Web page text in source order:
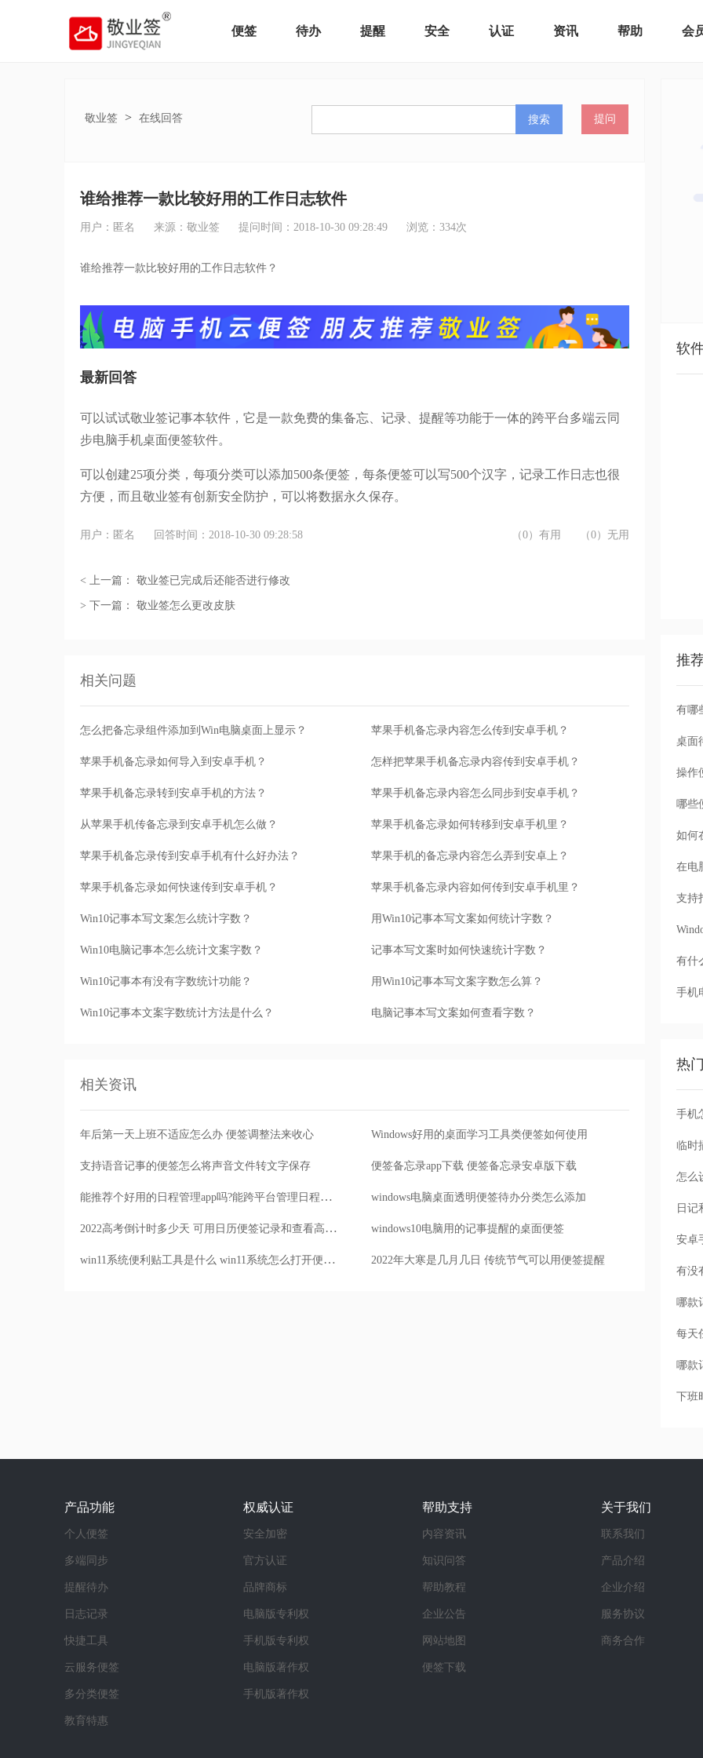
便签 待办 提醒 安全 认证 资讯 帮助 会
敬业签 > 在线回答 搜索 提问
谁给推荐一款比较好用的工作日志软件
用户：匿名 来源：敬业签 提问时间：2018-10-30 09:28:49 浏览： 334次
谁给推荐一款比较好用的工作日志软件？
最新回答
可以试试敬业签记事本软件，它是一款免费的集备忘、记录、提醒等功能于一体的跨平台多端云同
步电脑手机桌面便签软件。
可以创建25项分类，每项分类可以添加500条便签，每条便签可以写500个汉字，记录工作日志也很
方便，而且敬业签有创新安全防护，可以将数据永久保存。
用户：匿名 回答时间：2018-10-30 09:28:58 （0）有用 （0）无用
< 上一篇： 敬业签已完成后还能否进行修改
> 下一篇： 敬业签怎么更改皮肤
相关问题
怎么把备忘录组件添加到Win电脑桌面上显示？ 苹果手机备忘录内容怎么传到安卓手机？
苹果手机备忘录如何导入到安卓手机？ 怎样把苹果手机备忘录内容传到安卓手机？
苹果手机备忘录转到安卓手机的方法？ 苹果手机备忘录内容怎么同步到安卓手机？
从苹果手机传备忘录到安卓手机怎么做？ 苹果手机备忘录如何转移到安卓手机里？
苹果手机备忘录传到安卓手机有什么好办法？ 苹果手机的备忘录内容怎么弄到安卓上？
苹果手机备忘录如何快速传到安卓手机？ 苹果手机备忘录内容如何传到安卓手机里？
Win10记事本写文案怎么统计字数？ 用Win10记事本写文案如何统计字数？
Win10电脑记事本怎么统计文案字数？ 记事本写文案时如何快速统计字数？
Win10记事本有没有字数统计功能？ 用Win10记事本写文案字数怎么算？
Win10记事本文案字数统计方法是什么？ 电脑记事本写文案如何查看字数？
相关资讯
年后第一天上班不适应怎么办 便签调整法来收心 Windows好用的桌面学习工具类便签如何使用
支持语音记事的便签怎么将声音文件转文字保存 便签备忘录app下载 便签备忘录安卓版下载
能推荐个好用的日程管理app吗?能跨平台管理日程的便签APP windows电脑桌面透明便签待办分类怎么添加
2022高考倒计时多少天 可用日历便签记录和查看高考倒数天数 windows10电脑用的记事提醒的桌面便签
win11系统便利贴工具是什么 win11系统怎么打开便签便利贴 2022年大寒是几月几日 传统节气可以用便签提醒
软
推
有哪
桌面
操作
哪些
如何
在电
支持
有什
手机
热
手机
怎么
每天
下班
产品功能
个人便签
多端同步
提醒待办
日志记录
快捷工具
云服务便签
多分类便签
教育特惠
权威认证
安全加密
官方认证
品牌商标
电脑版专利权
手机版专利权
电脑版著作权
手机版著作权
帮助支持
内容资讯
知识问答
帮助教程
企业公告
网站地图
便签下载
关于我们
联系我们
产品介绍
企业介绍
服务协议
商务合作